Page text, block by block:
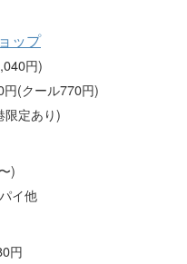
ップ
円)
(クール770円)
限定あり)
)
イ他
円